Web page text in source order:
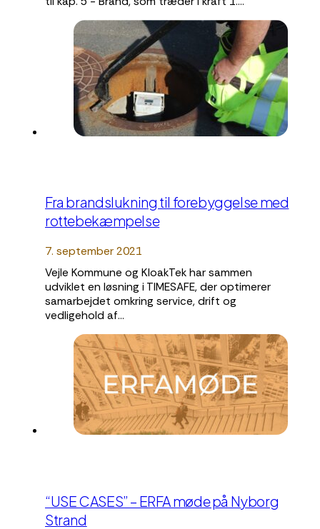
Fra brandslukning til forebyggelse med
rottebekæmpelse
7. september 2021
Vejle Kommune og KloakTek har sammen
udviklet en løsning i TIMESAFE, der optimerer
samarbejdet omkring service, drift og
vedligehold af…
“USE CASES” – ERFA møde på Nyborg
Strand